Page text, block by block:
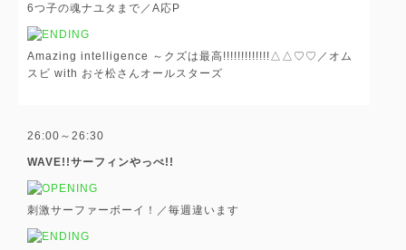
6つ子の魂ナユタまで／A応P
Amazing intelligence ～クズは最高!!!!!!!!!!!!!△△♡♡／オム
スビ with おそ松さんオールスターズ
26:00～26:30
WAVE!!サーフィンやっぺ!!
刺激サーファーボーイ！／毎週違います